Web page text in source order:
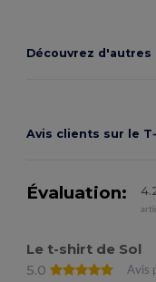
Découvrez
Avis clients sur le
Évaluation:
Le t-shirt de Sol
5.0
Avis